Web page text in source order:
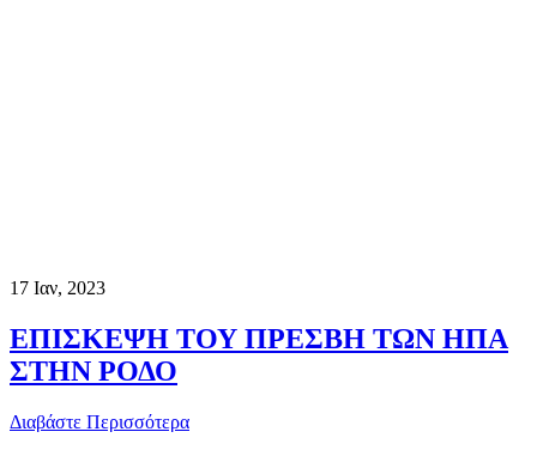
17 Ιαν, 2023
ΕΠΙΣΚΕΨΗ ΤΟΥ ΠΡΕΣΒΗ ΤΩΝ ΗΠΑ
ΣΤΗΝ ΡΟΔΟ
Διαβάστε Περισσότερα